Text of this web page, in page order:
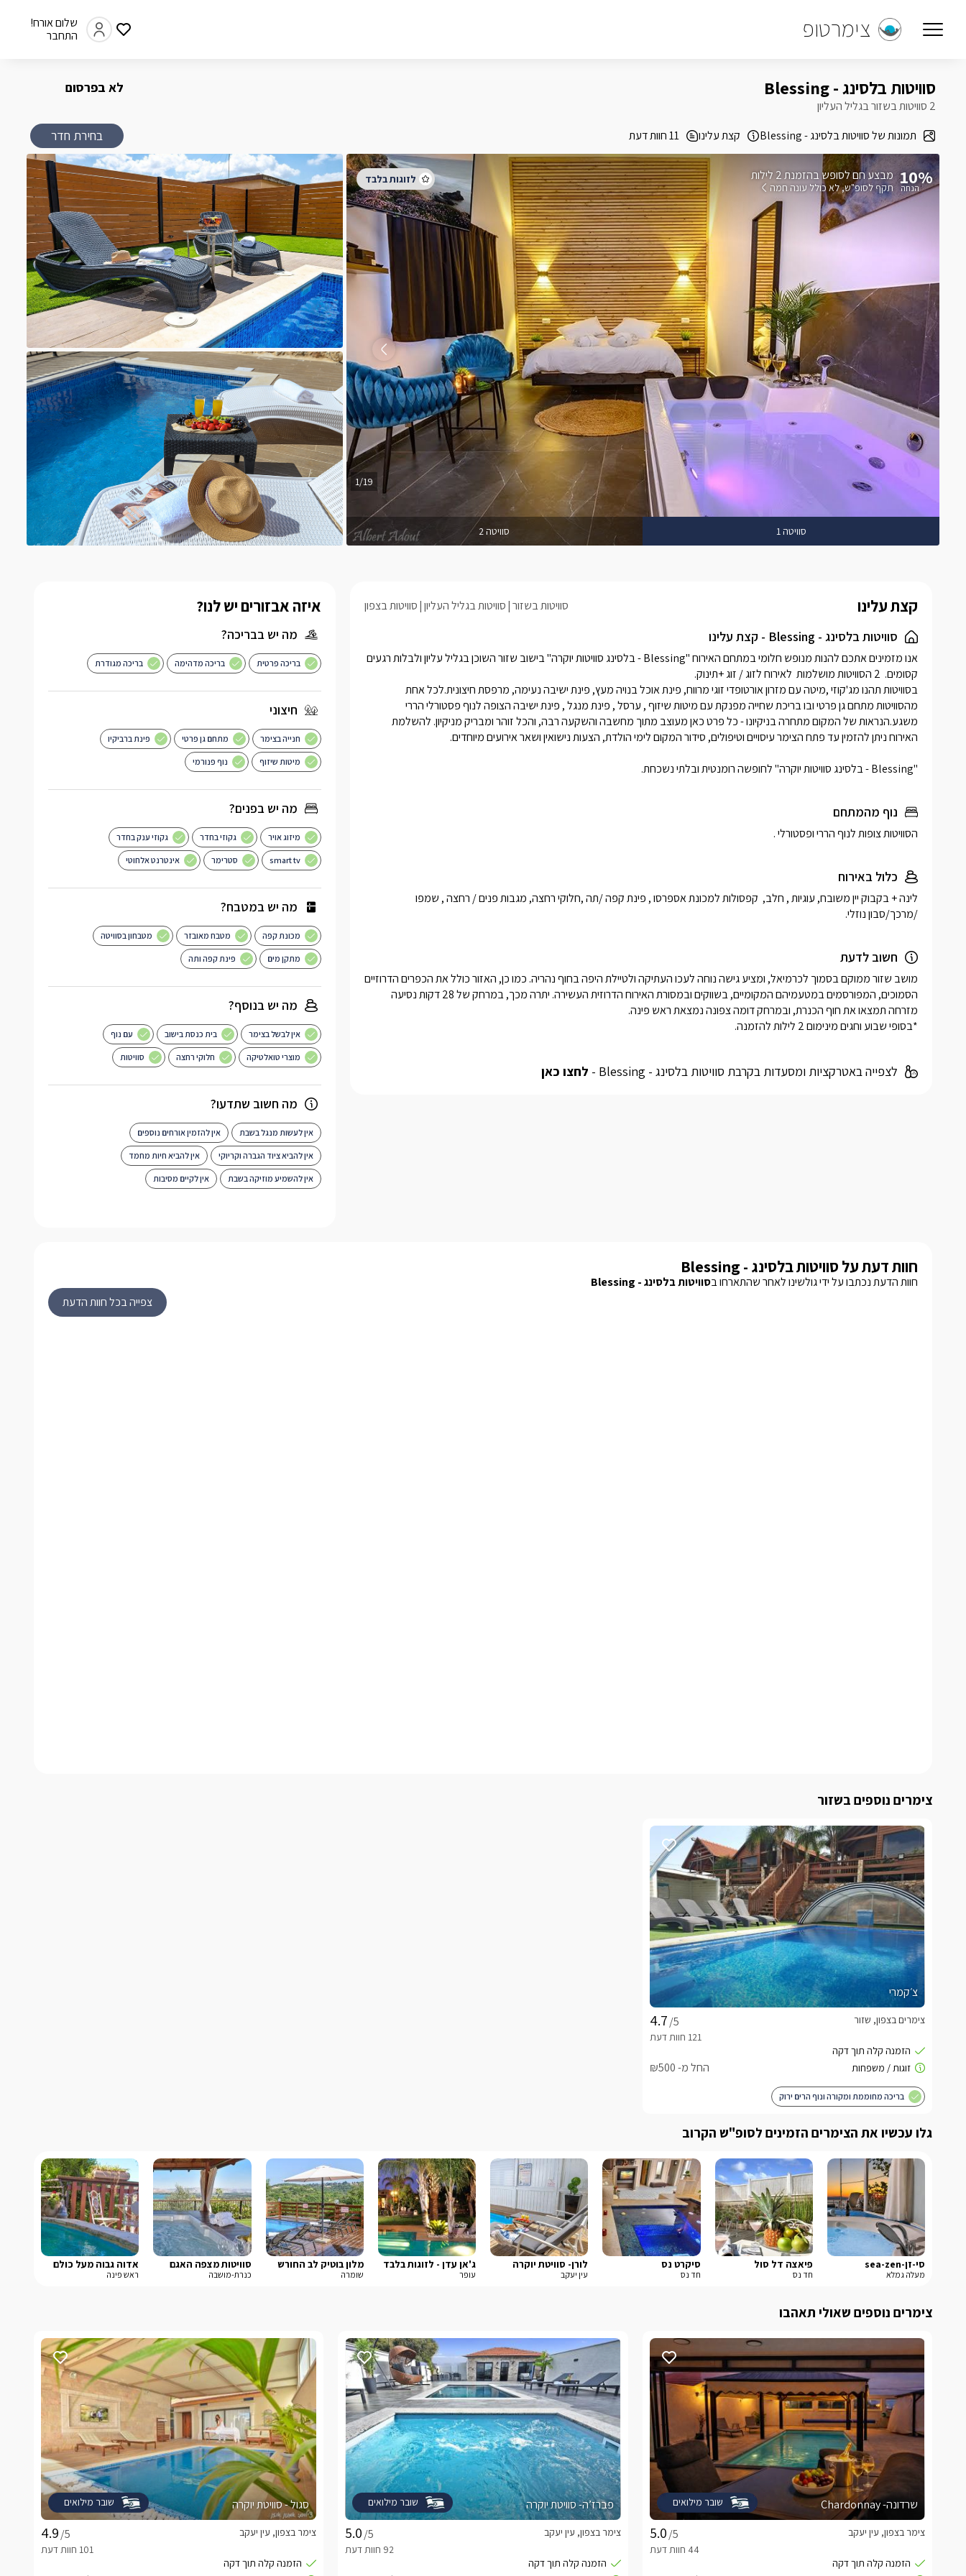
צימרטופ
שלום אורח!
התחבר
סוויטות בלסינג - Blessing
2 סוויטות בשזור בגליל העליון
תמונות של סוויטות בלסינג - Blessing
קצת עלינו 11 חוות דעת
לא בפרסום
בחירת חדר
1/19
סוויטה 1 סוויטה 2
10% בהזמנת 2 לילות
תקף לסופ"ש לא כולל עונה חמה
קצת עלינו סוויטות בשזור סוויטות בגליל העליון סוויטות בצפון
סוויטות בלסינג - Blessing - קצת עלינו
"Blessing - בלסינג סוויטות יוקרה" לחופשה רומנטית ובלתי נשכחת.
נוף מהמתחם
הסוויטות צופות לנוף הררי ופסטורלי .
כלול באירוח
/מרכך/סבון נוזלי.
חשוב לדעת
*בסופי שבוע וחגים מינימום 2 לילות להזמנה.
לצפייה באטרקציות ומסעדות בקרבת סוויטות בלסינג - Blessing - לחצו כאן
איזה אבזורים יש לנו?
מה יש בבריכה?
בריכה פרטית בריכה מדהימה בריכה מגודרת
חיצוני
חנייה בצימר מתחם גן פרטי פינת ברביקיו
מיטות שיזוף נוף פנורמי
מה יש בפנים?
מיזוג אויר גקוזי בחדר גקוזי ענק בחדר
smart tv סטרימר אינטרנט אלחוטי
מה יש במטבח?
מכונת קפה מטבח מאובזר מטבחון בסוויטה
מתקן מים פינת קפה ותה
מה יש בנוסף?
אין לבשל בצימר בית כנסת בישוב עם נוף
מוצרי טואלטיקה חלוקי רחצה סוויטות
מה חשוב שתדעו?
אין לעשות מנגל בשבת אין להזמין אורחים נוספים
אין להביא ציוד הגברה וקריוקי אין להביא חיות מחמד
אין להשמיע מוזיקה בשבת אין לקיים מסיבות
חוות דעת על סוויטות בלסינג - Blessing
חוות הדעת נכתבו על ידי גולשינו לאחר שהתארחו בסוויטות בלסינג - Blessing
צפייה בכל חוות הדעת
צימרים נוספים בשזור
צ׳קמרי
/5
צימרים בצפון, שזור
החל מ- ₪500
בריכה מחוממת ומקורה ונוף הרים ירוק
גלו עכשיו את הצימרים הזמינים לסופ"ש הקרוב
סי-זן-sea-zen
מעלה גמלא
פיאצה דל סול
חד נס
סיקרט נס
חד נס
לורן- סוויטת יוקרה
עין יעקב
ג'אן עדן - לזוגות בלבד
עופר
מלון בוטיק לב החורש
שומרה
סוויטות מצפה האגם
כנרת-מושבה
אדוה גבוה מעל כולם
ראש פינה
צימרים נוספים שאולי תאהבו
שובר מילואים
שרדונה- Chardonnay
/5
צימר בצפון, עין יעקב
שובר מילואים
פברז’ה- סוויטת יוקרה
/5
צימר בצפון, עין יעקב
שובר מילואים
סגול - סוויטת יוקרה
/5
צימר בצפון, עין יעקב